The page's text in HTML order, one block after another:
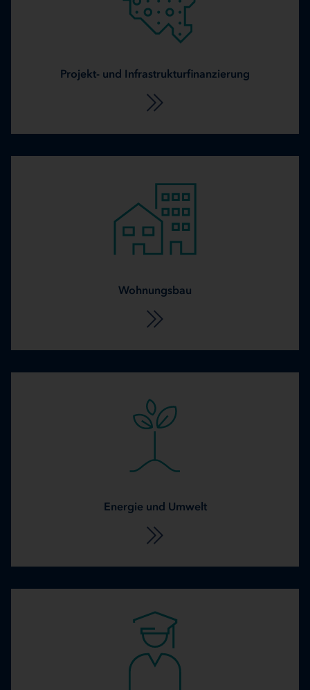
Projekt- und Infrastrukturfinanzierung
Wohnungsbau
Energie und Umwelt